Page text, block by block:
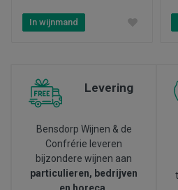
In wijnmand
Levering
Bensdorp Wijnen & de
Confrérie leveren
bijzondere wijnen aan
particulieren, bedrijven